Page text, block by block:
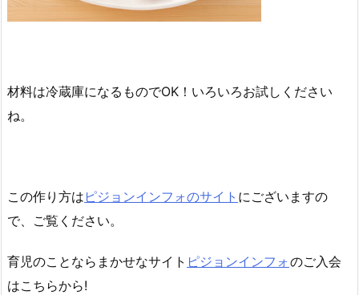
材料は冷蔵庫になるものでOK！いろいろお試しください
ね。
この作り方は ピジョンインフォのサイト にございますの
で、ご覧ください。
育児のことならまかせなサイト ピジョンインフォのご入会
はこちらから!